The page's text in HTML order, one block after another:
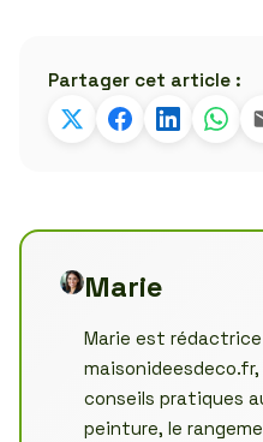
Partager cet article :
Marie
Marie est
conseils pratiques
peinture, le